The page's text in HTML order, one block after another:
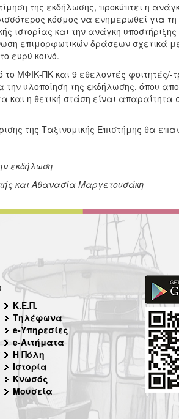
της εκδήλωσης, προκύπτει η
κόσμος να ενημερωθεί για τη
ιστορίας και την ανάγκη
επιμορφωτικών δράσεων σχετικά
ευρύ κοινό.
ΜΦΙΚ-ΠΚ και 9 εθελοντές φοιτητές/-
υλοποίηση της εκδήλωσης, όπου
και η θετική στάση είναι απαραίτητα
της Ταξινομικής Επιστήμης θα
εκδήλωση
και Αθανασία Μαργετουσάκη
Κ.Ε.Π.
Τηλέφωνα
e-Υπηρεσίες
e-Αιτήματα
Η Πόλη
Ιστορία
Κνωσός
Μουσεία